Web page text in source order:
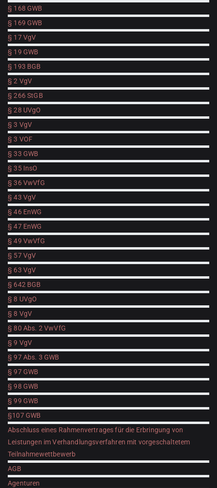
§ 168 GWB
§ 169 GWB
§ 17 VgV
§ 19 GWB
§ 193 BGB
§ 2 VgV
§ 266 StGB
§ 28 UVgO
§ 3 VgV
§ 3 VOF
§ 33 GWB
§ 35 InsO
§ 36 VwVfG
§ 43 VgV
§ 46 EnWG
§ 47 EnWG
§ 49 VwVfG
§ 57 VgV
§ 63 VgV
§ 642 BGB
§ 8 UVgO
§ 8 VgV
§ 80 Abs. 2 VwVfG
§ 9 VgV
§ 97 Abs. 3 GWB
§ 97 GWB
§ 98 GWB
§ 99 GWB
§107 GWB
Abschluss eines Rahmenvertrages für die Erbringung von
Leistungen im Verhandlungsverfahren mit vorgeschaltetem
Teilnahmewettbewerb
AGB
Agenturen